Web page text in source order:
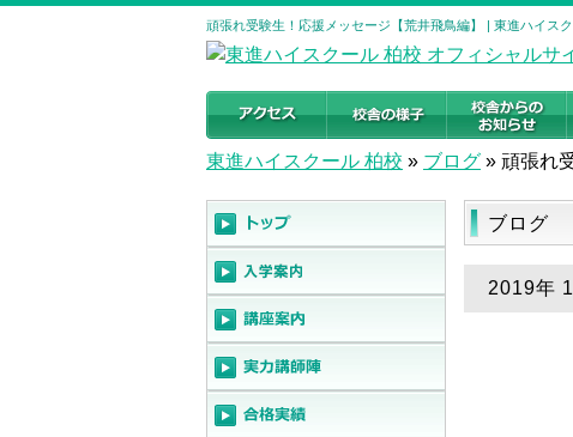
頑張れ受験生！応援メッセージ【荒井飛鳥編】 | 東進ハイス
東進ハイスクール 柏校 » ブログ » 頑張れ
ブログ
2019年